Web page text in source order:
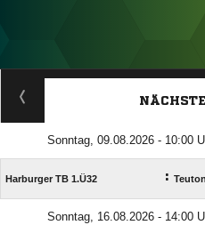
Sonntag, 09.08.2026 - 10:00
Harburger TB 1.Ü32 :
Sonntag, 16.08.2026 - 14:00